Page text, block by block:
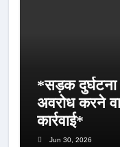
*सड़क दुर्घटना
अवरोध करने
कार्रवाई*
Jun 30, 2026